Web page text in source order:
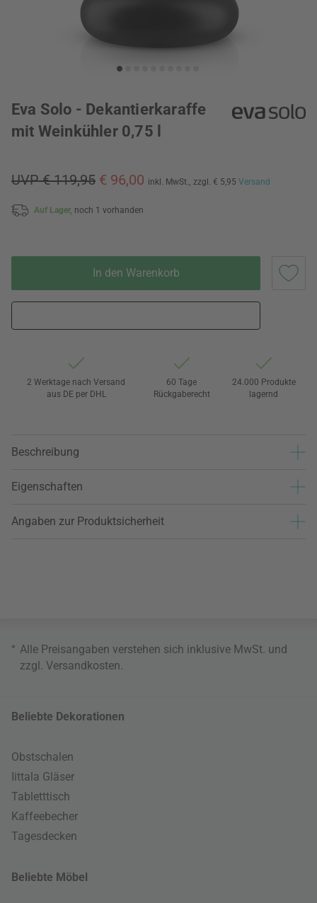
Eva Solo - Dekantierkaraffe
mit Weinkühler 0,75 l
UVP € 119,95 € 96,00 inkl. MwSt., zzgl. € 5,95 Versand
Auf Lager, noch 1 vorhanden
In den Warenkorb
2 Werktage nach Versand
aus DE per DHL
60 Tage
Rückgaberecht
24.000 Produkte
lagernd
Beschreibung
Eigenschaften
Angaben zur Produktsicherheit
* Alle Preisangaben verstehen sich inklusive MwSt. und
zzgl. Versandkosten
Beliebte Dekorationen
Obstschalen
Iittala Gläser
Tabletttisch
Kaffeebecher
Tagesdecken
Beliebte Möbel